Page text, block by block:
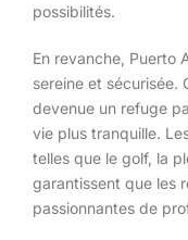
possibilités.
En revanche, Puerto
sereine et sécurisée.
devenue un refuge
vie plus tranquille.
telles que le golf, la
garantissent que les
passionnantes de